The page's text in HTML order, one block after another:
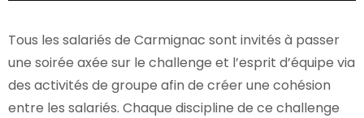
Tous les salariés de Carmignac sont invités à passer
une soirée axée sur le challenge et l’esprit d’équipe via
des activités de groupe afin de créer une cohésion
entre les salariés. Chaque discipline de ce challenge